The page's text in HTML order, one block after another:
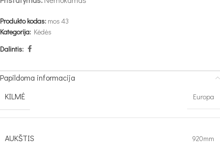
Produkto kodas: mos 43
Kategorija: Kėdės
Dalintis:
Papildoma informacija
KILMĖ
Europa
AUKŠTIS 920mm